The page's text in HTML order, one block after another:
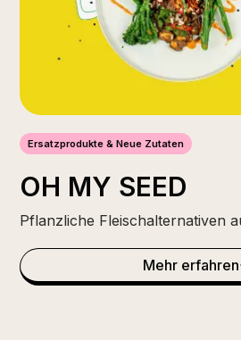
Ersatzprodukte & Neue Zutaten
OH MY SEED
Pflanzliche Fleischalternativen
Mehr erfahren